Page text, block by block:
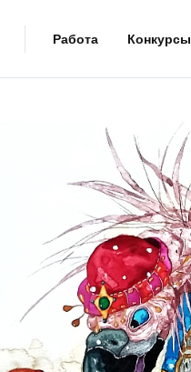
Работа Конкурсы